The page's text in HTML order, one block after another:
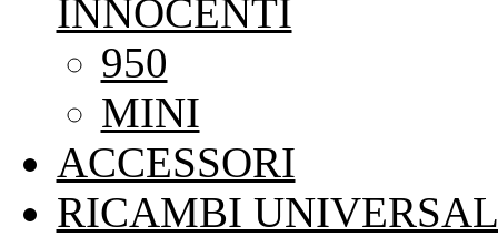
INNOCENTI
950
MINI
ACCESSORI
RICAMBI